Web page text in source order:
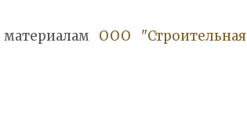
ООО "Строительная